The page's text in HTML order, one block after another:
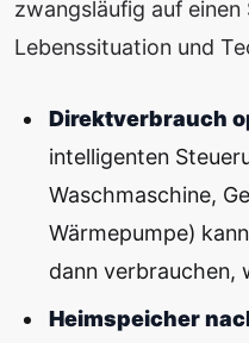
zwangsläufig auf
Lebenssituation und
Direktverbrauch
intelligenten
Waschmaschine,
Wärmepumpe)
dann verbrauchen,
Heimspeicher